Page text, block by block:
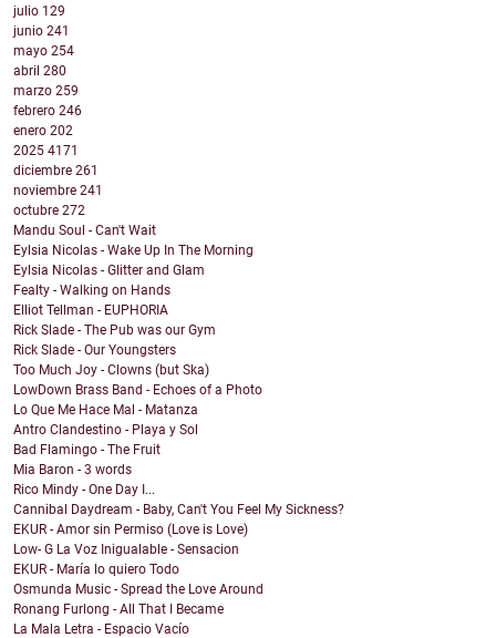
julio 129
junio 241
mayo 254
abril 280
marzo 259
febrero 246
enero 202
2025 4171
diciembre 261
noviembre 241
octubre 272
Mandu Soul - Can't Wait
Eylsia Nicolas - Wake Up In The Morning
Eylsia Nicolas - Glitter and Glam
Fealty - Walking on Hands
Elliot Tellman - EUPHORIA
Rick Slade - The Pub was our Gym
Rick Slade - Our Youngsters
Too Much Joy - Clowns (but Ska)
LowDown Brass Band - Echoes of a Photo
Lo Que Me Hace Mal - Matanza
Antro Clandestino - Playa y Sol
Bad Flamingo - The Fruit
Mia Baron - 3 words
Rico Mindy - One Day I...
Cannibal Daydream - Baby, Can't You Feel My Sickness?
EKUR - Amor sin Permiso (Love is Love)
Low- G La Voz Inigualable - Sensacion
EKUR - María lo quiero Todo
Osmunda Music - Spread the Love Around
Ronang Furlong - All That I Became
La Mala Letra - Espacio Vacío